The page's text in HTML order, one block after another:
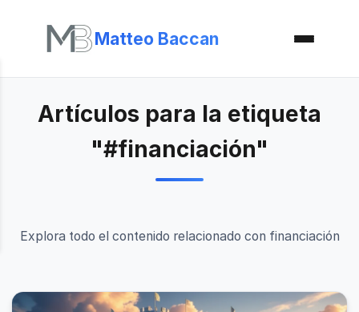
Matteo Baccan
Artículos para la etiqueta
"#financiación"
Explora todo el contenido relacionado con financiación